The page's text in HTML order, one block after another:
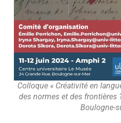
Colloque « Créativité en
des normes et des frontières
Boulogne-